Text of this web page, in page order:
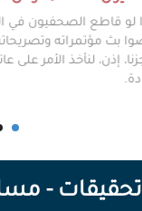
لو قاطع الصحفيون في
بث مؤتمراته
إذن، لنأخذ الأمر
تحقيقات -